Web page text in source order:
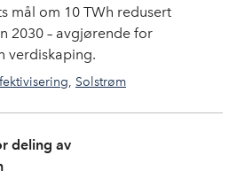
mål om 10 TWh redusert
2030 – avgjørende for
verdiskaping.
, Solstrøm
deling av